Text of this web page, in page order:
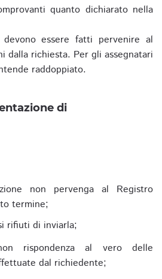
quanto dichiarato nella
essere fatti pervenire al
dalla richiesta. Per gli assegnatari
raddoppiato.
di
non pervenga al Registro
termine;
rifiuti di inviarla;
rispondenza al vero delle
dal richiedente;